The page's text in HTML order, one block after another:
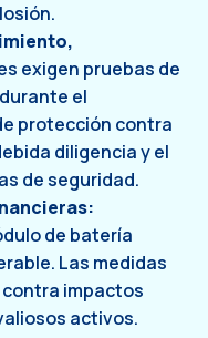
exigen pruebas de
el
protección contra
diligencia y el
de seguridad.
de batería
Las medidas
impactos
activos.